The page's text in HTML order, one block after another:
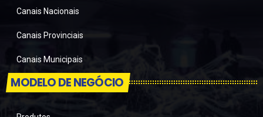
Canais Nacionais
Canais Provinciais
Canais Municipais
MODELO DE NEGÓCIO